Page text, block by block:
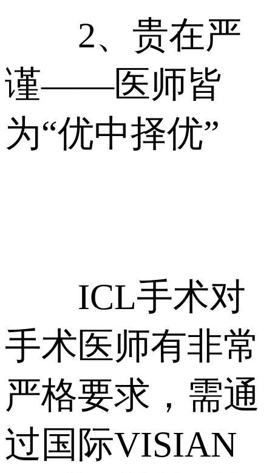
2、贵在严
谨——医师皆
为“优中择优”
ICL手术对
手术医师有非常
严格要求，需通
过国际VISIAN